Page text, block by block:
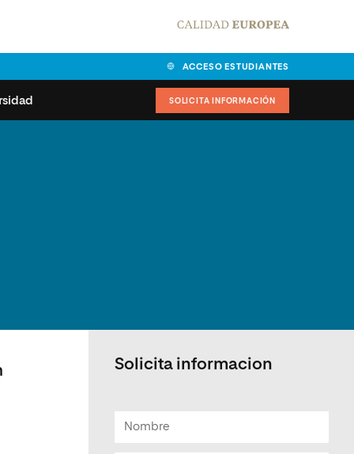
ACCESO ESTUDIANTES
SOLICITA INFORMACIÓN
Solicita informacion